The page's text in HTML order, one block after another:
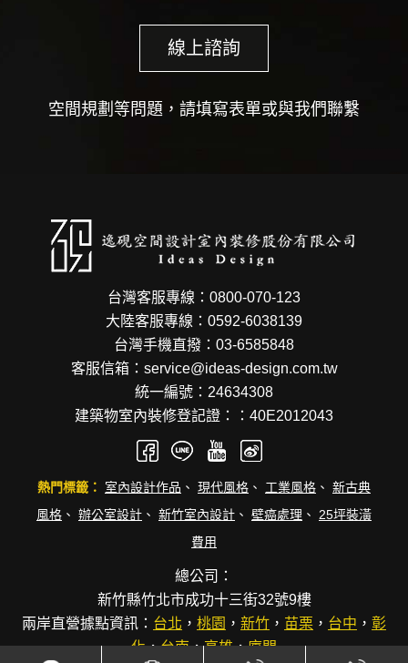
線上諮詢
空間規劃等問題，請填寫表單或與我們聯繫
台灣客服專線：0800-070-123
大陸客服專線：0592-6038139
台灣手機直撥：03-6585848
客服信箱：service@ideas-design.com.tw
統一編號：24634308
建築物室內裝修登記證：：40E2012043
熱門標籤： 室內設計作品 、 現代風格 、 工業風格 、 新古典
風格 、 辦公室設計 、 新竹室內設計 、 壁癌處理 、 25坪裝潢
費用
總公司：
新竹縣竹北市成功十三街32號9樓
兩岸直營據點資訊： 台北 ， 桃園 ， 新竹 ， 苗栗 ， 台中 ， 彰
化，台南，高雄，廈門